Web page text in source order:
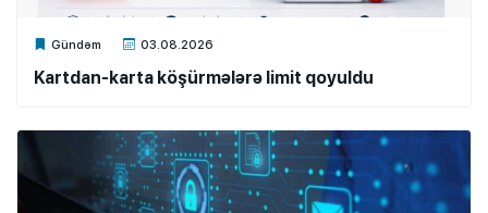
Gündəm 03.08.2026
Xalq.Online
Kartdan-karta köşürmələrə limit qoyuldu